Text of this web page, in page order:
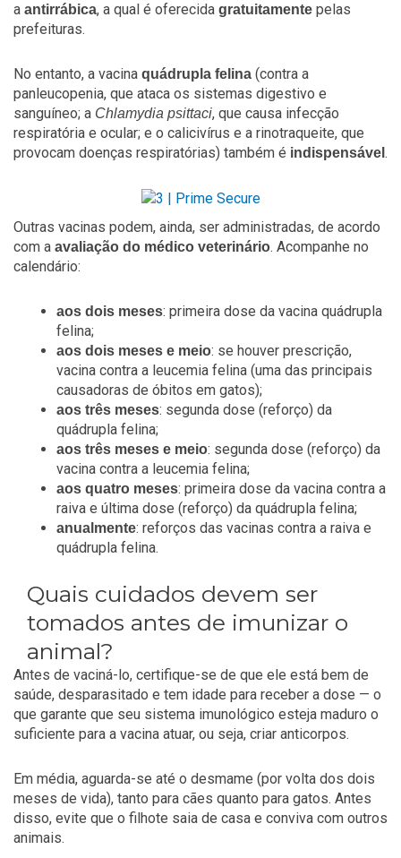
a antirrábica, a qual é oferecida gratuitamente pelas
prefeituras.
No entanto, a vacina quádrupla felina (contra a
panleucopenia, que ataca os sistemas digestivo e
sanguíneo; a Chlamydia psittaci, que causa infecção
respiratória e ocular; e o calicivírus e a rinotraqueite, que
provocam doenças respiratórias) também é indispensável .
Outras vacinas podem, ainda, ser administradas, de acordo
com a avaliação do médico veterinário. Acompanhe no
calendário:
aos dois meses: primeira dose da vacina quádrupla
felina;
aos dois meses e meio: se houver prescrição,
vacina contra a leucemia felina (uma das principais
causadoras de óbitos em gatos);
aos três meses: segunda dose (reforço) da
quádrupla felina;
aos três meses e meio: segunda dose (reforço) da
vacina contra a leucemia felina;
aos quatro meses: primeira dose da vacina contra a
raiva e última dose (reforço) da quádrupla felina;
anualmente: reforços das vacinas contra a raiva e
quádrupla felina.
Quais cuidados devem ser
tomados antes de imunizar o
animal?
Antes de vaciná-lo, certifique-se de que ele está bem de
saúde, desparasitado e tem idade para receber a dose — o
que garante que seu sistema imunológico esteja maduro o
suficiente para a vacina atuar, ou seja, criar anticorpos.
Em média, aguarda-se até o desmame (por volta dos dois
meses de vida), tanto para cães quanto para gatos. Antes
disso, evite que o filhote saia de casa e conviva com outros
animais.